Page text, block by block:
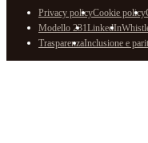
Privacy policyCookie policy
Modello 231LinkedIn
TrasparenzaInclusione e